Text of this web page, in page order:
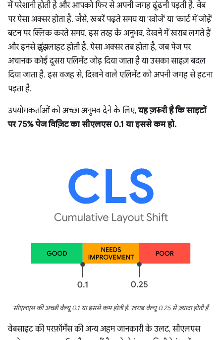
में परेशानी होती है और आपको फिर से अपनी जगह ढूंढनी पड़ती है. वेब
पर ऐसा अक्सर होता है. जैसे, खबरें पढ़ते समय या 'खोजें' या 'कार्ट में जोड़ें'
बटन पर क्लिक करते समय. इस तरह के अनुभव, देखने में खराब लगते हैं
और इनसे झुंझलाहट होती है. ऐसा अक्सर तब होता है, जब पेज पर
अचानक कोई दूसरा एलिमेंट जोड़ दिया जाता है या उसका साइज़ बदल
दिया जाता है. इस वजह से, दिखने वाले एलिमेंट को अपनी जगह से हटना
पड़ता है.
उपयोगकर्ताओं को अच्छा अनुभव देने के लिए, यह ज़रूरी है कि साइटों
पर 75% पेज विज़िट का सीएलएस 0.1 या इससे कम हो.
सीएलएस की अच्छी वैल्यू 0.1 या इससे कम होती है. खराब वैल्यू 0.25 से ज़्यादा होती हैं.
वेबसाइट की परफ़ॉर्मेंस की अन्य अहम जानकारी के उलट, सीएलएस